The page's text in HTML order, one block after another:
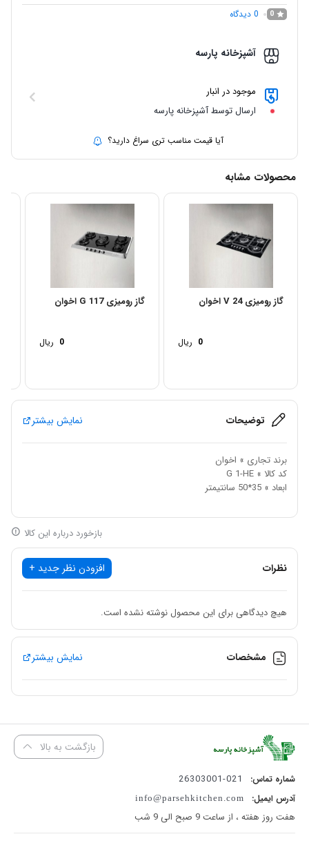
0
0 دیدگاه
آشپزخانه پارسه
موجود در انبار
ارسال توسط آشپزخانه پارسه
آیا قیمت مناسب تری سراغ دارید؟
محصولات مشابه
گاز رومیزی V 24 اخوان
0 ریال
گاز رومیزی G 117 اخوان
0 ریال
توضیحات نمایش بیشتر
برند تجاری » اخوان
کد کالا » G 1-HE
ابعاد » 35*50 سانتیمتر
برند تجاری اخوان
دسته بندی
کاربرد : گاز رومیزی
مشخصات محصول :
قطعات اصلی ایتالیایی
تعداد شعله 2 شعله
نمای محصول
جنس ولوم باکالیت – طرح استیل
بازخورد درباره این کالا
نظرات افزودن نظر جدید +
هیچ دیدگاهی برای این محصول نوشته نشده است.
مشخصات نمایش بیشتر
بازگشت به بالا
شماره تماس: 021-26303001
آدرس ایمیل: info@parsehkitchen.com
هفت روز هفته ، از ساعت 9 صبح الی 9 شب